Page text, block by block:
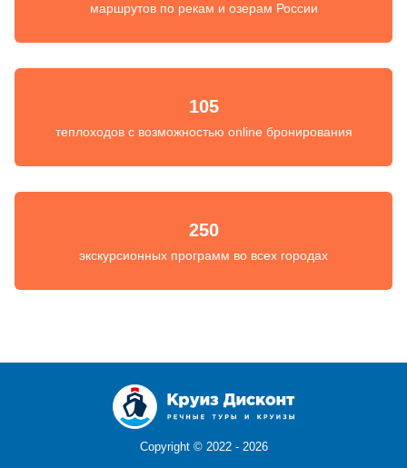
маршрутов по рекам и озерам России
105
теплоходов с возможностью online бронирования
250
экскурсионных программ во всех городах
Copyright © 2022 - 2026